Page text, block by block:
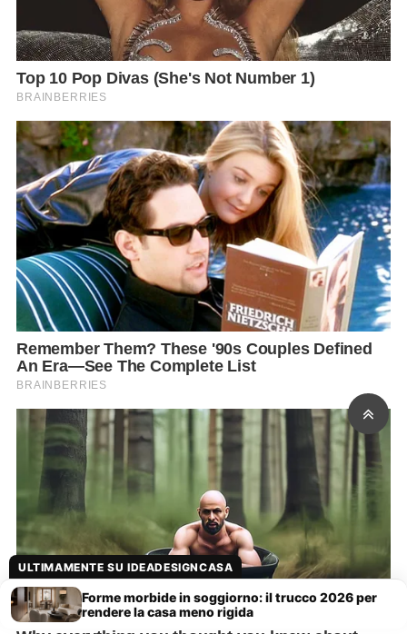
ULTIMAMENTE SU IDEADESIGNCASA
Forme morbide in soggiorno: il trucco 2026 per
rendere la casa meno rigida